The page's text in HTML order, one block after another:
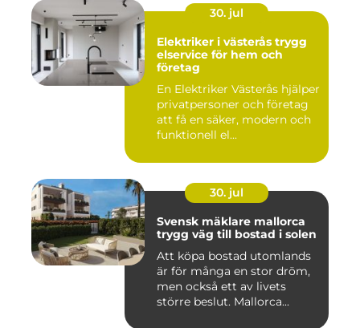
30. jul
Elektriker i västerås trygg
elservice för hem och
företag
En Elektriker Västerås hjälper
privatpersoner och företag
att få en säker, modern och
funktionell el...
30. jul
Svensk mäklare mallorca
trygg väg till bostad i solen
Att köpa bostad utomlands
är för många en stor dröm,
men också ett av livets
större beslut. Mallorca...